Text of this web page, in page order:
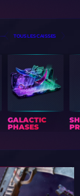
TOUS LES CAISSES
GALACTIC
PHASES